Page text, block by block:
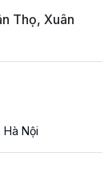
Thọ, Xuân
Nội